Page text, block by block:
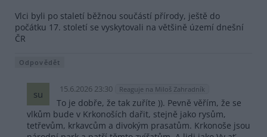
Vlci byli po staletí běžnou součástí přírody, ještě do
počátku 17. století se vyskytovali na většině území dnešní
ČR
Odpovědět
su 15.6.2026 23:30 Reaguje na Miloš Zahradník
To je dobře, že tak zuříte )). Pevně věřím, že se
vlkům bude v Krkonoších dařit, stejně jako rysům,
tetřevům, krkavcům a divokým prasatům. Krkonoše jsou